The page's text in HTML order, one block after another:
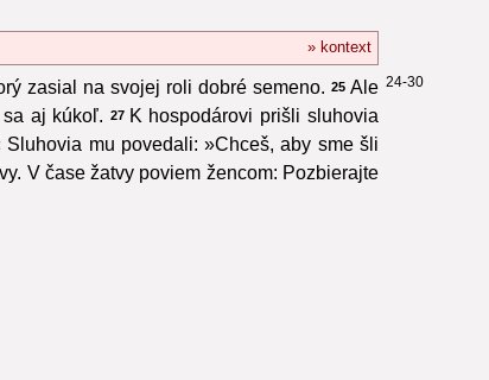
» kontext
24-30
zasial na svojej roli dobré semeno. 25 Ale
aj kúkoľ. 27 K hospodárovi prišli sluhovia
mu povedali: »Chceš, aby sme šli
V čase žatvy poviem žencom: Pozbierajte